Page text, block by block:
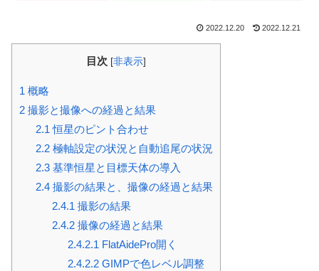
2022.12.20 2022.12.21
目次 [非表示]
1 概略
2 撮影と撮像への経過と結果
2.1 恒星のピント合わせ
2.2極軸設定の状況と自動追尾の状況
2.3基準恒星と目標天体の導入
2.4撮影の結果と、撮像の経過と結果
2.4.1 撮影の結果
2.4.2撮像の経過と結果
2.4.2.1 FlatAidePro開く
2.4.2.2 GIMPで色レベル調整